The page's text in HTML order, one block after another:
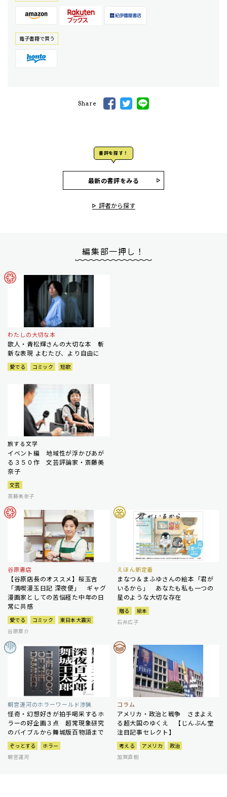
電⼦書籍で買う
Share
書評を探す！
最新の書評をみる
評者から探す
編集部一押し！
わたしの大切な本
歌人・青松輝さんの大切な本 斬
新な表現 よむたび、より自由に
愛でる コミック 短歌
旅する文学
イベント編 地域性が浮かびあが
る３５０作 文芸評論家・斎藤美
奈子
文芸
斎藤美奈子
谷原書店
【谷原店長のオススメ】桜玉吉
「満喫漫玉日記 深夜便」 ギャグ
漫画家としての苦悩経た中年の日
常に共感
愛でる コミック
東日本大震災
谷原章介
えほん新定番
まなつ＆まふゆさんの絵本「君が
いるから」 あなたも私も一つの
星のような大切な存在
贈る
絵本
石井広子
朝宮運河のホラーワールド渉猟
怪奇・幻想好きが拍手喝采するホ
ラーの好企画３点 超常現象研究
のバイブルから舞城版百物語まで
ぞっとする
ホラー
朝宮運河
コラム
アメリカ・政治と戦争 さまよえ
る超大国のゆくえ 【じんぶん堂
注目記事セレクト】
考える アメリカ
政治
加賀直樹